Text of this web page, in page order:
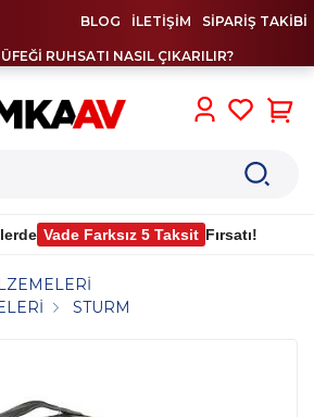
BLOG İLETİŞİM SİPARİŞ TAKİBİ
RUHSATI NASIL ÇIKARILIR?
Vade Farksız 5 Taksit Fırsatı!
STURM